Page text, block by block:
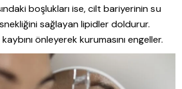
boşlukları ise, cilt bariyerinin su
sağlayan lipidler doldurur.
önleyerek kurumasını engeller.